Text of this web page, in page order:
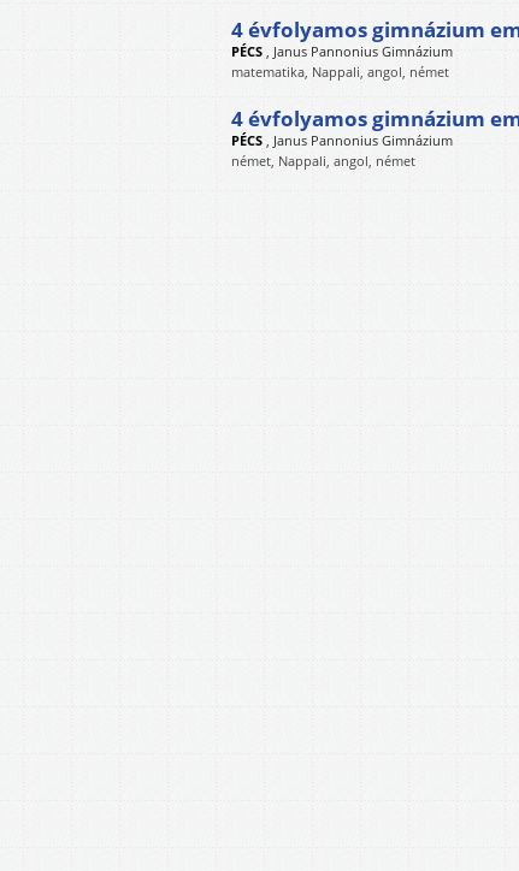
4 évfolyamos gimnázium
PÉCS
Janus Pannonius Gimnázium
matematika, Nappali, angol, német
4 évfolyamos gimnázium
PÉCS
Janus Pannonius Gimnázium
német, Nappali, angol, német